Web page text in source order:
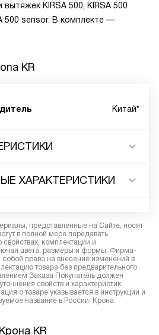
KIRSA 500, KIRSA 500
500 sensor. В комплекте —
KR
Китай*
ХАРАКТЕРИСТИКИ
представленные на Сайте, носят
в полной мере передавать
комплектации и
цвета, размеры и формы. Фирма-
собой право на внесение изменений в
товара без предварительного
Заказа Покупатель должен
свойств и характеристик
о товаре указывается в инструкции и
название в России: Крона
KR